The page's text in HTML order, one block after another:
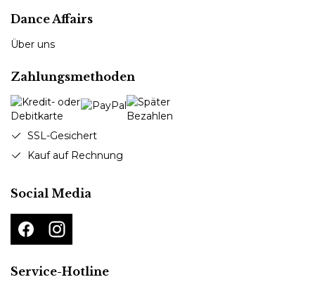
Dance Affairs
Über uns
Zahlungsmethoden
SSL-Gesichert
Kauf auf Rechnung
Social Media
Service-Hotline